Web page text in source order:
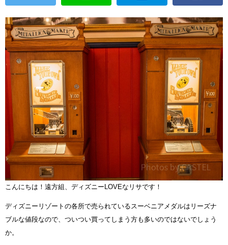
こんにちは！遠方組、ディズニーLOVEなリサです！
ディズニーリゾートの各所で売られているスーベニアメダルはリーズナ
ブルな値段なので、ついつい買ってしまう方も多いのではないでしょう
か。